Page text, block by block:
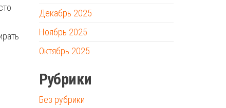
Декабрь 2025
Ноябрь 2025
Октябрь 2025
Рубрики
Без рубрики